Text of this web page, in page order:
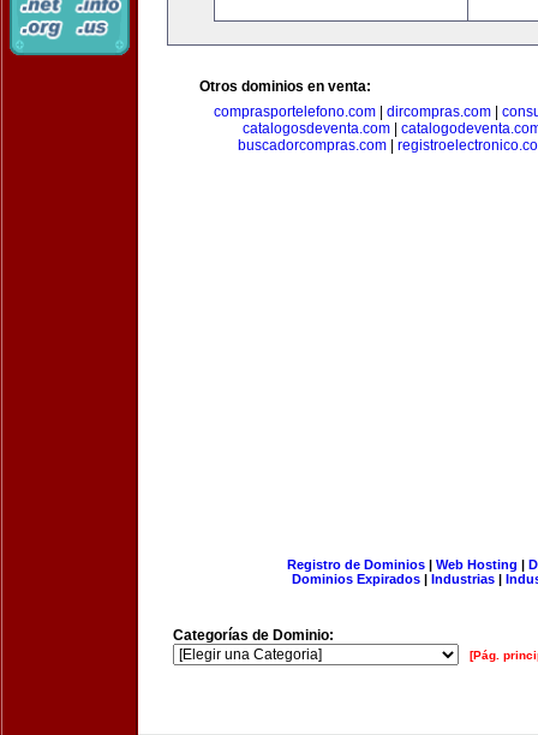
Otros dominios en venta:
comprasportelefono.com
dircompras.com
catalogosdeventa.com
buscadorcompras.com
Registro de Dominios| Web Hosting |
Dominios Expirados | Industrias |
Categorías de Dominio:
[Pág.